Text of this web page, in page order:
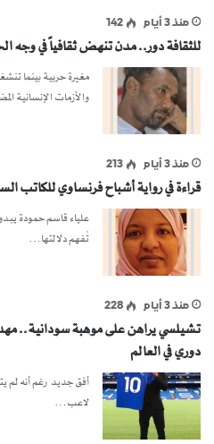
منذ 3 أيام 142
للثقافة دور.. مدن تنهض ثقافياً في وجه
مغيرة حربية بينما
والأزمات الإنسانية
منذ 3 أيام 213
قراءة في رواية أشباح فرنساوي للكاتب
علياء قاسم حمودة
تُفهم دلالتها…
منذ 3 أيام 228
تشيلسي يراهن على موهبة سودانية..
دوري في العالم
أفق جديد رغم أنه لم
لاعب…